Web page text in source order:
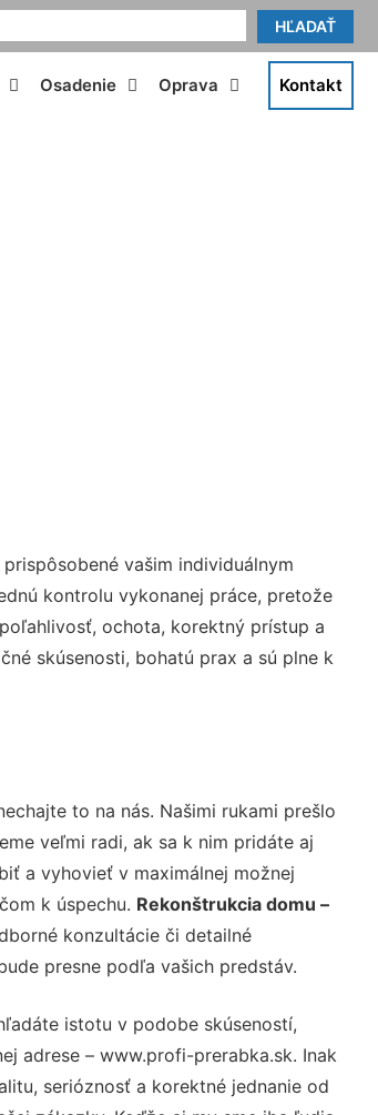
HĽADAŤ
Osadenie Oprava Kontakt
vašim individuálnym
kontrolu vykonanej práce, pretože
ochota, korektný prístup a
skúsenosti, bohatú prax a sú plne k
to na nás. Našimi rukami prešlo
veľmi radi, ak sa k nim pridáte aj
a vyhovieť v maximálnej možnej
k úspechu. Rekonštrukcia domu –
konzultácie či detailné
presne podľa vašich predstáv.
istotu v podobe skúseností,
adrese – www.profi-prerabka.sk. Inak
serióznosť a korektné jednanie od